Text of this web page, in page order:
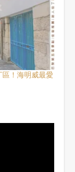
區！海明威最愛